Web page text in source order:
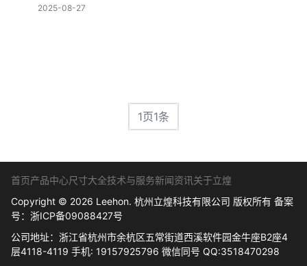
2025-08-27
1页1条
首页产品中心尺寸大全技术与服务新闻资讯关于立煌
Copyright © 2026 Leehon. 杭州立煌科技有限公司 版权所有 备案
号： 浙ICP备09088427号
公司地址：浙江省杭州市余杭区五常街道西溪软件园金牛座B2座4
层4118-4119 手机: 19157925796 微信同号 QQ:3518470298